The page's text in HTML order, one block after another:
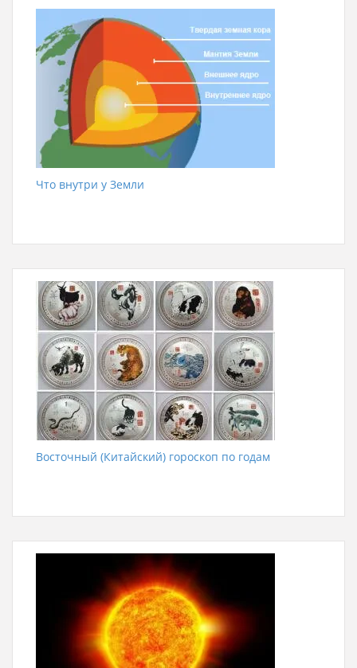
Что внутри у Земли
Восточный (Китайский) гороскоп по годам